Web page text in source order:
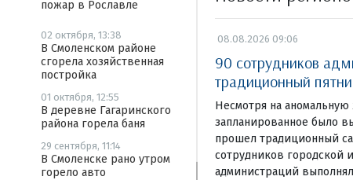
пожар в Рославле
02 октября, 13:38
В Смоленском районе
сгорела хозяйственная
постройка
01 октября, 12:55
В деревне Гагаринского
района горела баня
29 сентября, 11:14
В Смоленске рано утром
горело авто
08.08.2026 09:06
90 сотрудников
традиционный
Несмотря на аномальную
запланированное было
прошел традиционный
сотрудников городской
администраций